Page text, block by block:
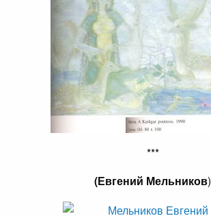
***
(Евгений Мельников)